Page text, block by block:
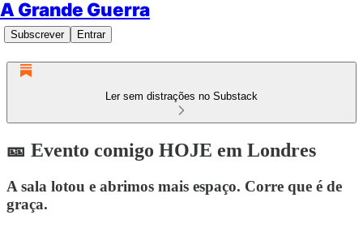
A Grande Guerra
Subscrever Entrar
Ler sem distrações no Substack
🎫 Evento comigo HOJE em Londres
A sala lotou e abrimos mais espaço. Corre que é de
graça.